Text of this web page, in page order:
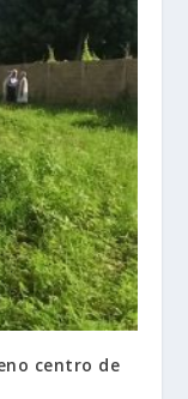
centro de